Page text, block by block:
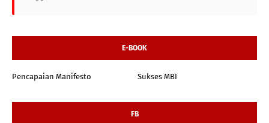
E-BOOK
Pencapaian Manifesto Sukses MBI
FB